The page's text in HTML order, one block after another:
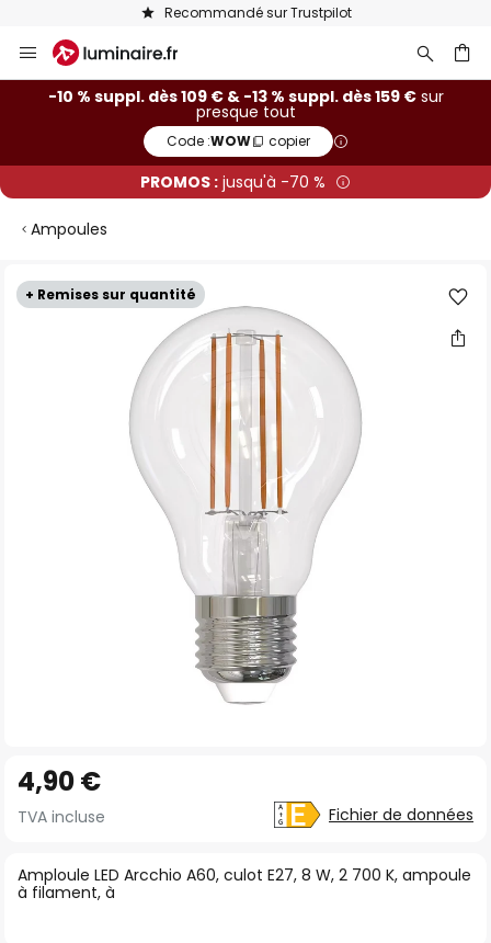
Recommandé sur Trustpilot
Allez
au
contenu
-10 % suppl. dès 109 € & -13 % suppl. dès 159 €sur
presque tout
Code :WOW copier
PROMOS : jusqu'à -70 %
Ampoules
+ Remises sur quantité
Skip
to
to
the
of
the
Amploule LED Arcchio A60, culot E27, 8 W, 2 700 K, ampoule
à filament, à
4,90 €
TVA incluse Fichier de données